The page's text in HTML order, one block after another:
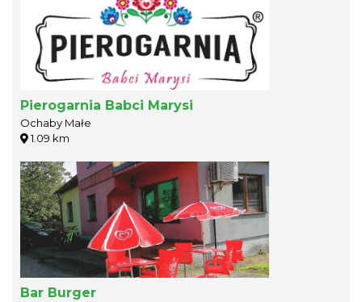
Pierogarnia Babci Marysi
Ochaby Małe
1.09 km
Bar Burger